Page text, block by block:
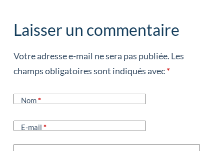
Laisser un commentaire
Votre adresse e-mail ne sera pas publiée. Les
champs obligatoires sont indiqués avec*
Nom*
E-mail *